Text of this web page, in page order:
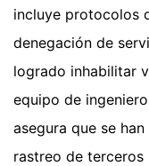
incluye protocolos
denegación de
logrado inhabilitar
equipo de
asegura que se
rastreo de